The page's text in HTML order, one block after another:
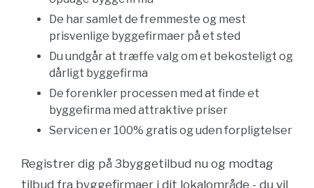
De har samlet de fremmeste og mest
prisvenlige byggefirmaer på et sted
Du undgår at træffe valg om et bekosteligt og
dårligt byggefirma
De forenkler processen med at finde et
byggefirma med attraktive priser
Servicen er 100% gratis og uden forpligtelser
Registrer dig på 3byggetilbud nu og modtag
tilbud fra byggefirmaer i dit lokalområde - du vil